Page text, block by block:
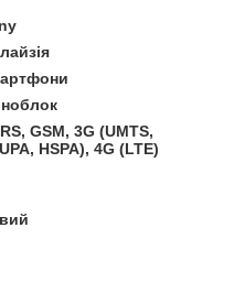
GSM, 3G (UMTS,
HSPA), 4G (LTE)